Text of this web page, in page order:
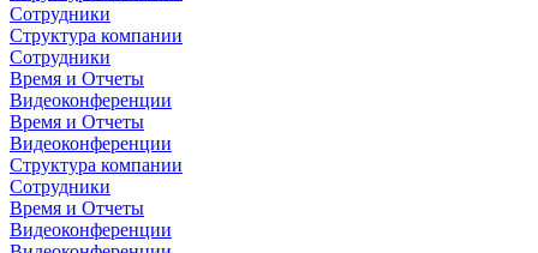
Сотрудники
Структура компании
Сотрудники
Время и Отчеты
Видеоконференции
Время и Отчеты
Видеоконференции
Структура компании
Сотрудники
Время и Отчеты
Видеоконференции